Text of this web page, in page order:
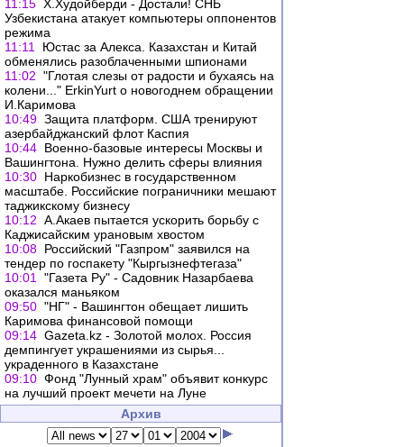
11:15 Х.Худойберди - Достали! СНБ
Узбекистана атакует компьютеры оппонентов
режима
11:11
Юстас за Алекса. Казахстан и Китай
обменялись разоблаченными шпионами
11:02 "Глотая слезы от радости и бухаясь на
колени..." ErkinYurt о новогоднем обращении
И.Каримова
10:49 Защита платформ. США тренируют
азербайджанский флот Каспия
10:44 Военно-базовые интересы Москвы и
Вашингтона. Нужно делить сферы влияния
10:30 Наркобизнес в государственном
масштабе. Российские пограничники мешают
таджикскому бизнесу
10:12 А.Акаев пытается ускорить борьбу с
Каджисайским урановым хвостом
10:08 Российский "Газпром" заявился на
тендер по госпакету "Кыргызнефтегаза"
10:01
"Газета Ру" - Садовник Назарбаева
оказался маньяком
09:50 "НГ" - Вашингтон обещает лишить
Каримова финансовой помощи
09:14 Gazeta.kz - Золотой молох. Россия
демпингует украшениями из сырья...
украденного в Казахстане
09:10 Фонд "Лунный храм" объявит конкурс
на лучший проект мечети на Луне
Архив